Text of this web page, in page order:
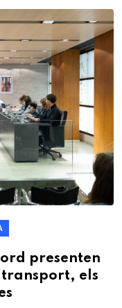
presenten
els